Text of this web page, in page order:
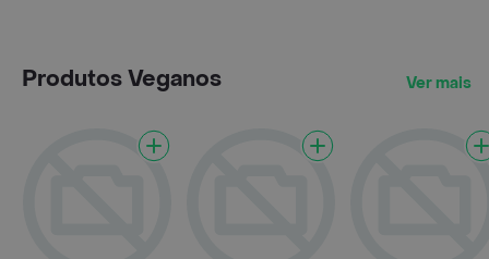
Produtos Veganos Ver mais